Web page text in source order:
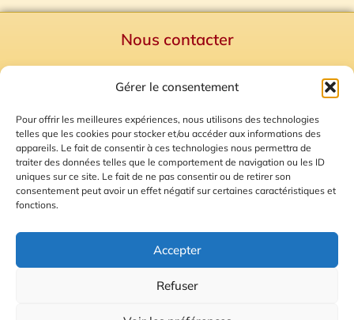
Gérer le consentement
Pour offrir les meilleures expériences, nous utilisons des technologies
telles que les cookies pour stocker et/ou accéder aux informations des
appareils. Le fait de consentir à ces technologies nous permettra de
traiter des données telles que le comportement de navigation ou les ID
uniques sur ce site. Le fait de ne pas consentir ou de retirer son
consentement peut avoir un effet négatif sur certaines caractéristiques et
fonctions.
Accepter
Refuser
Nous contacter
Mentions Légales
Plan du site
Gestion des Cookies
© 2026 Radio Calade